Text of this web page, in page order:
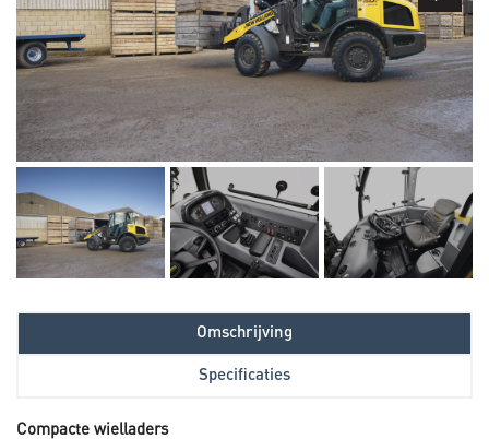
Omschrijving
Specificaties
Compacte wielladers